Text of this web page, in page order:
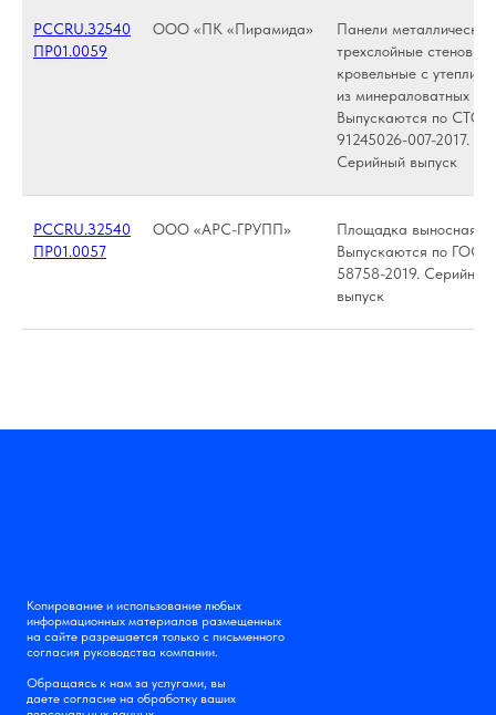
РССRU.З2540
ПР01.0059
ООО «ПК «Пирамида»
Панели металлические
трехслойные стеновые
кровельные с
из минераловатных
Выпускаются по СТО
91245026-007-2017.
Серийный выпуск
РССRU.З2540
ПР01.0057
ООО «АРС-ГРУПП»
Площадка выносная П
Выпускаются по ГОСТ
58758-2019. Серийный
выпуск
Копирование и использование любых
информационных материалов размещенных
на сайте разрешается только с письменного
согласия руководства компании.
Обращаясь к нам за услугами, вы
даете согласие на обработку ваших